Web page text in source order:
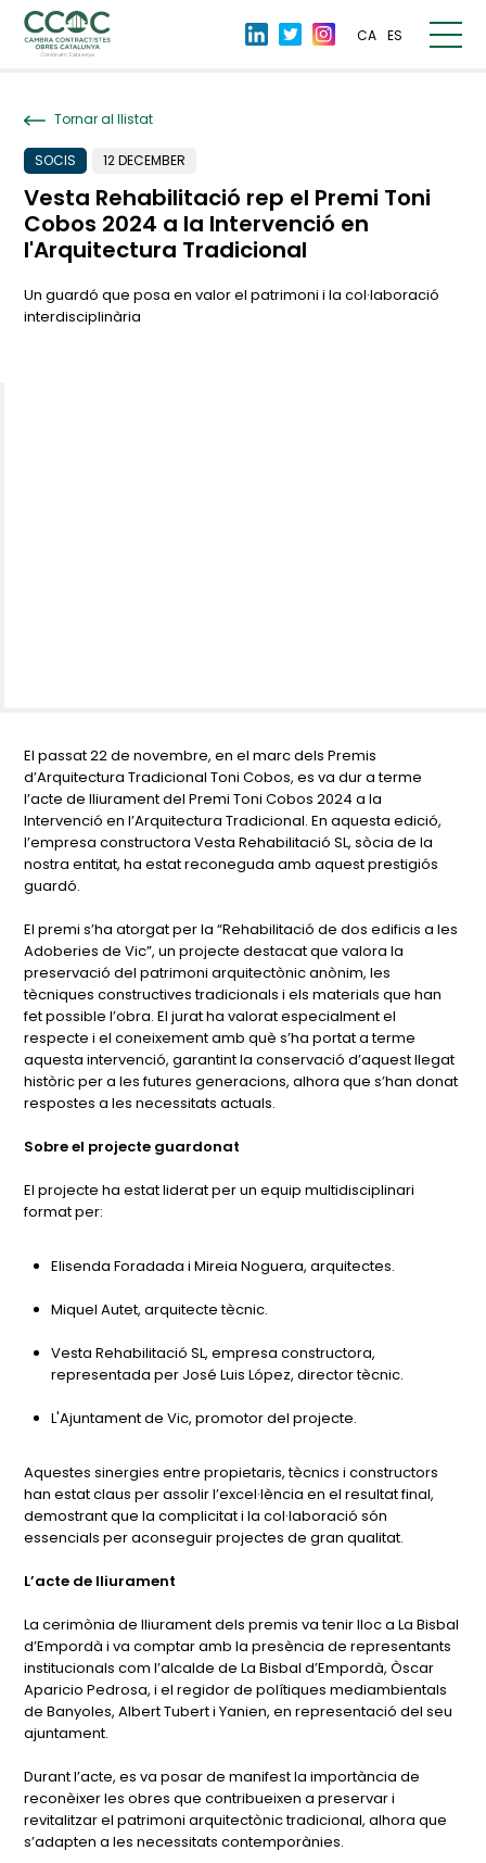
CA ES
Tornar al llistat
SOCIS 12 DECEMBER
Vesta Rehabilitació rep el Premi Toni
Cobos 2024 a la Intervenció en
l'Arquitectura Tradicional
Un guardó que posa en valor el patrimoni i la col·laboració
interdisciplinària
El passat 22 de novembre, en el marc dels Premis
d’Arquitectura Tradicional Toni Cobos, es va dur a terme
l’acte de lliurament del Premi Toni Cobos 2024 a la
Intervenció en l’Arquitectura Tradicional. En aquesta edició,
l’empresa constructora Vesta Rehabilitació SL, sòcia de la
nostra entitat, ha estat reconeguda amb aquest prestigiós
guardó.
El premi s’ha atorgat per la “Rehabilitació de dos edificis a les
Adoberies de Vic”, un projecte destacat que valora la
preservació del patrimoni arquitectònic anònim, les
tècniques constructives tradicionals i els materials que han
fet possible l’obra. El jurat ha valorat especialment el
respecte i el coneixement amb què s’ha portat a terme
aquesta intervenció, garantint la conservació d’aquest llegat
històric per a les futures generacions, alhora que s’han donat
respostes a les necessitats actuals.
Sobre el projecte guardonat
El projecte ha estat liderat per un equip multidisciplinari
format per:
Elisenda Foradada i Mireia Noguera, arquitectes.
Miquel Autet, arquitecte tècnic.
Vesta Rehabilitació SL, empresa constructora,
representada per José Luis López, director tècnic.
L'Ajuntament de Vic, promotor del projecte.
Aquestes sinergies entre propietaris, tècnics i constructors
han estat claus per assolir l’excel·lència en el resultat final,
demostrant que la complicitat i la col·laboració són
essencials per aconseguir projectes de gran qualitat.
L’acte de lliurament
La cerimònia de lliurament dels premis va tenir lloc a La Bisbal
d’Empordà i va comptar amb la presència de representants
institucionals com l’alcalde de La Bisbal d’Empordà, Òscar
Aparicio Pedrosa, i el regidor de polítiques mediambientals
de Banyoles, Albert Tubert i Yanien, en representació del seu
ajuntament.
Durant l’acte, es va posar de manifest la importància de
reconèixer les obres que contribueixen a preservar i
revitalitzar el patrimoni arquitectònic tradicional, alhora que
s’adapten a les necessitats contemporànies.